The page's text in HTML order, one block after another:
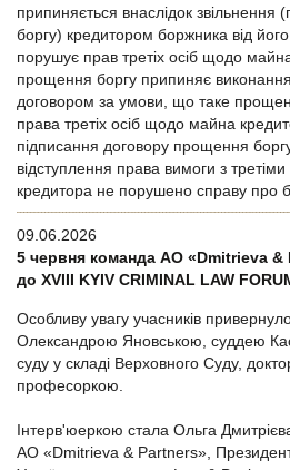
припиняється внаслідок
боргу) кредитором боржника від
порушує прав третіх осіб щодо
прощення боргу припиняє виконання
договором за умови, що таке
права третіх осіб щодо майна
підписання договору прощення
відступлення права вимоги з
кредитора не порушено справу про
09.06.2026
5 червня команда АО «Dmitrieva &
до XVIII KYIV CRIMINAL LAW
Особливу увагу учасників
Олександрою Яновською, суддею
суду у складі Верховного Суду,
професоркою.
Інтерв'юеркою стала Ольга
АО «Dmitrieva & Partners»,